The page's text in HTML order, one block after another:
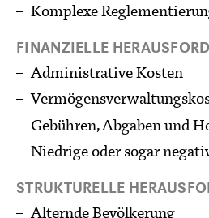
Komplexe
FINANZIELLE
Administrative Kosten
Gebühren, Abgaben und
Niedrige oder sogar
STRUKTURELLE
Alternde Bevölkerung